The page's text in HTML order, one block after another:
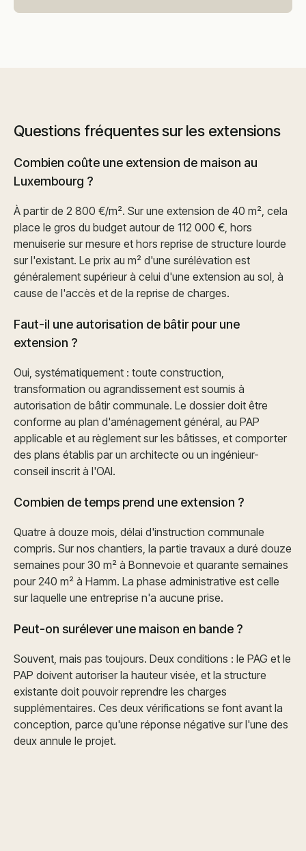
Questions fréquentes sur les extensions
Combien coûte une extension de maison au
Luxembourg ?
À partir de 2 800 €/m². Sur une extension de 40 m², cela
place le gros du budget autour de 112 000 €, hors
menuiserie sur mesure et hors reprise de structure lourde
sur l'existant. Le prix au m² d'une surélévation est
généralement supérieur à celui d'une extension au sol, à
cause de l'accès et de la reprise de charges.
Faut-il une autorisation de bâtir pour une
extension ?
Oui, systématiquement : toute construction,
transformation ou agrandissement est soumis à
autorisation de bâtir communale. Le dossier doit être
conforme au plan d'aménagement général, au PAP
applicable et au règlement sur les bâtisses, et comporter
des plans établis par un architecte ou un ingénieur-
conseil inscrit à l'OAI.
Combien de temps prend une extension ?
Quatre à douze mois, délai d'instruction communale
compris. Sur nos chantiers, la partie travaux a duré douze
semaines pour 30 m² à Bonnevoie et quarante semaines
pour 240 m² à Hamm. La phase administrative est celle
sur laquelle une entreprise n'a aucune prise.
Peut-on surélever une maison en bande ?
Souvent, mais pas toujours. Deux conditions : le PAG et le
PAP doivent autoriser la hauteur visée, et la structure
existante doit pouvoir reprendre les charges
supplémentaires. Ces deux vérifications se font avant la
conception, parce qu'une réponse négative sur l'une des
deux annule le projet.